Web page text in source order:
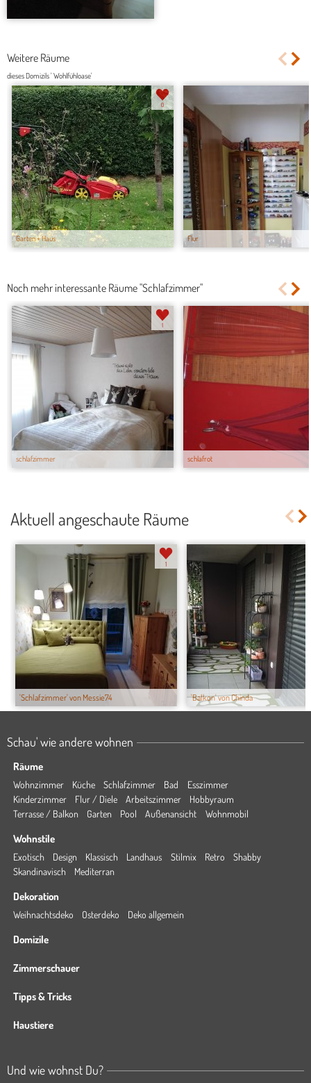
Weitere Räume
dieses Domizils ' Wohlfühloase'
Garten + Haus
0
Flur
Noch mehr interessante Räume "Schlafzimmer"
schlafzimmer
1
schlafrot
Aktuell angeschaute Räume
'Schlafzimmer' von Messie74
1
'Balkon' von Chinda
Schau' wie andere wohnen
Räume
Wohnzimmer Küche Schlafzimmer Bad
Esszimmer
Kinderzimmer
Flur / Diele Arbeitszimmer
Hobbyraum
Terrasse / Balkon
Garten Pool Außenansicht Wohnmobil
Wohnstile
Exotisch Design Klassisch Landhaus Stilmix Retro
Shabby
Skandinavisch
Mediterran
Dekoration
Weihnachtsdeko Osterdeko Deko allgemein
Domizile
Zimmerschauer
Tipps & Tricks
Haustiere
Und wie wohnst Du?